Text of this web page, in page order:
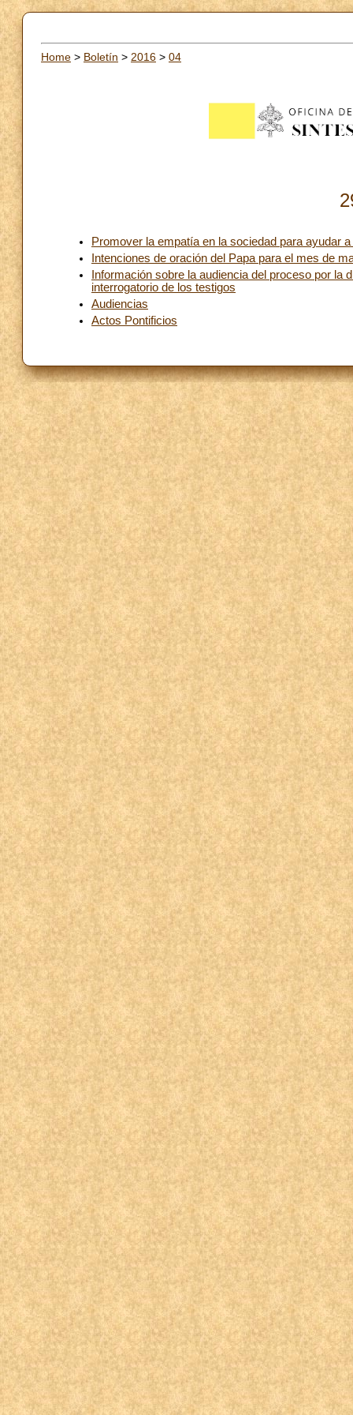
Home > Boletín > 2016 > 04
Promover la empatía en la sociedad para ayudar
Intenciones de oración del Papa para el mes de
Información sobre la audiencia del proceso por
interrogatorio de los testigos
Audiencias
Actos Pontificios